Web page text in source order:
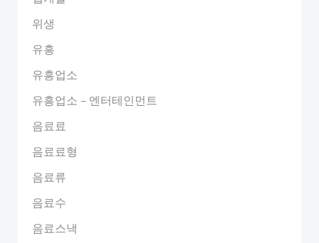
위생
유흥
유흥업소
유흥업소 – 엔터테인먼트
음료료
음료료형
음료류
음료수
음료스낵